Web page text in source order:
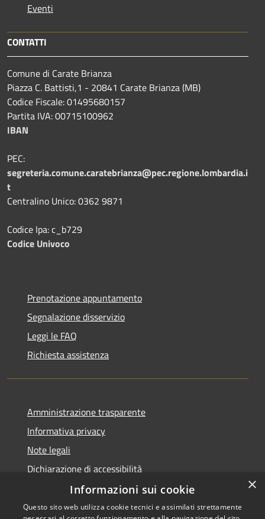
Eventi
CONTATTI
Comune di Carate Brianza
Piazza C. Battisti,1 - 20841 Carate Brianza (MB)
Codice Fiscale: 01495680157
Partita IVA: 00715100962
IBAN
PEC:
segreteria.comune.caratebrianza@pec.regione.lombardia.i
t
Centralino Unico: 0362 9871
Codice Ipa: c_b729
Codice Univoco
Prenotazione appuntamento
Segnalazione disservizio
Leggi le FAQ
Richiesta assistenza
Amministrazione trasparente
Informativa privacy
Note legali
Dichiarazione di accessibilità
×
Informazioni sui cookie
Questo sito web utilizza cookie tecnici e assimilati strettamente